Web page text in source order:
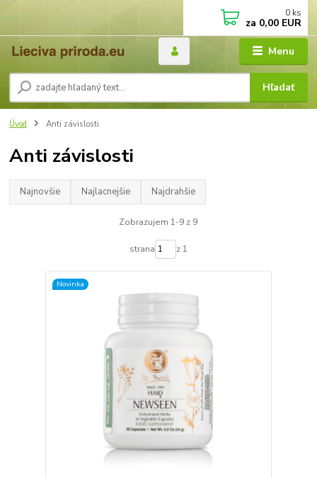
Menu
Hľadať
0 ks
za 0,00 EUR
Úvod Anti závislosti
Anti závislosti
Najnovšie Najlacnejšie Najdrahšie
Zobrazujem 1-9 z 9
strana z 1
Novinka